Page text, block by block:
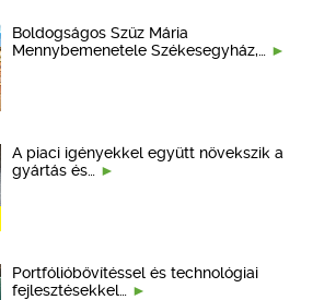
Boldogságos Szűz Mária
Mennybemenetele Székesegyház,…
A piaci igényekkel együtt növekszik a
gyártás és…
Portfólióbővítéssel és technológiai
fejlesztésekkel…